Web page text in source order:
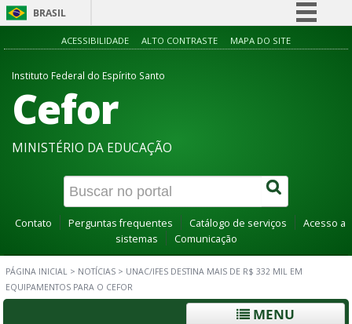
BRASIL
Simplifique!
ACESSIBILIDADE ALTO CONTRASTE MAPA DO SITE
Instituto Federal do Espírito Santo
Cefor
MINISTÉRIO DA EDUCAÇÃO
Contato Perguntas frequentes Catálogo de serviços
Acesso a
sistemas
Comunicação
PÁGINA INICIAL > NOTÍCIAS > UNAC/IFES DESTINA MAIS DE R$ 332 MIL EM
EQUIPAMENTOS PARA O CEFOR
MENU